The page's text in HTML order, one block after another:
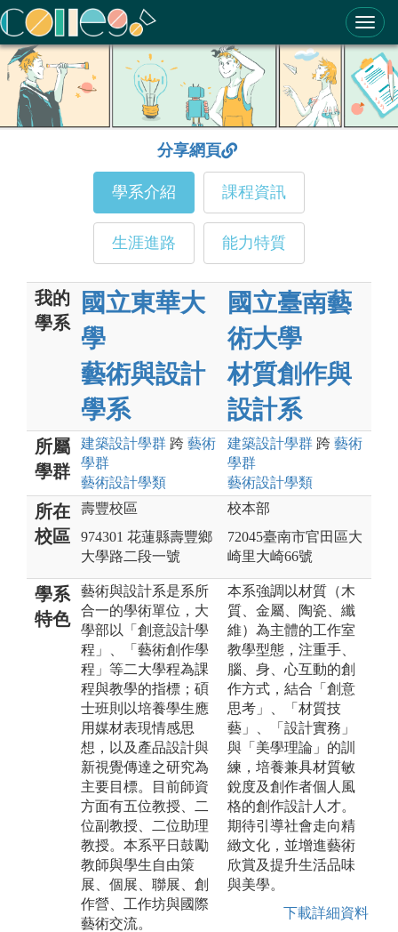
ColleGo! 大學選才與高中育才輔助系統
分享網頁
學系介紹 課程資訊
生涯進路 能力特質
我的
學系
國立東華大
學
藝術與設計
學系
國立臺南藝
術大學
材質創作與
設計系
所屬
學群
建築設計學群 跨 藝術
學群
藝術設計學類
建築設計學群 跨 藝術
學群
藝術設計學類
所在
校區
壽豐校區
974301 花蓮縣壽豐鄉
大學路二段一號
校本部
72045臺南市官田區大
崎里大崎66號
學系
特色
藝術與設計系是系所
合一的學術單位，大
學部以「創意設計學
程」、「藝術創作學
程」等二大學程為課
程與教學的指標；碩
士班則以培養學生應
用媒材表現情感思
想，以及產品設計與
新視覺傳達之研究為
主要目標。目前師資
方面有五位教授、二
位副教授、二位助理
教授。本系平日鼓勵
教師與學生自由策
展、個展、聯展、創
作營、工作坊與國際
藝術交流。
本系強調以材質（木
質、金屬、陶瓷、纖
維）為主體的工作室
教學型態，注重手、
腦、身、心互動的創
作方式，結合「創意
思考」、「材質技
藝」、「設計實務」
與「美學理論」的訓
練，培養兼具材質敏
銳度及創作者個人風
格的創作設計人才。
期待引導社會走向精
緻文化，並增進藝術
欣賞及提升生活品味
與美學。
下載詳細資料